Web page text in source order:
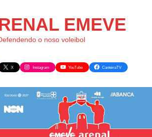
EMEVE
o noso voleibol
X Instagram YouTube CanteiraTV